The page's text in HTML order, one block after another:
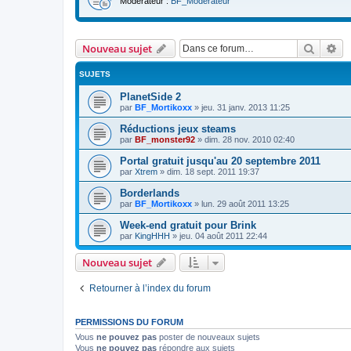
Nouveau sujet
SUJETS
PlanetSide 2
par BF_Mortikoxx » jeu. 31 janv. 2013 11:25
Réductions jeux steams
par BF_monster92 » dim. 28 nov. 2010 02:40
Portal gratuit jusqu'au 20 septembre 2011
par Xtrem » dim. 18 sept. 2011 19:37
Borderlands
par BF_Mortikoxx » lun. 29 août 2011 13:25
Week-end gratuit pour Brink
par KingHHH » jeu. 04 août 2011 22:44
Nouveau sujet
Retourner à l’index du forum
PERMISSIONS DU FORUM
Vous ne pouvez pas poster de nouveaux sujets
Vous ne pouvez pas répondre aux sujets